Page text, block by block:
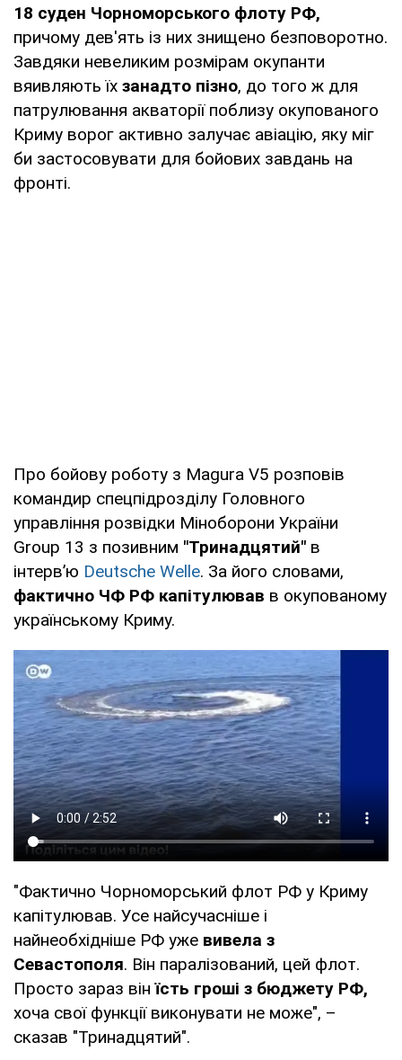
18 суден Чорноморського флоту РФ,
причому дев'ять із них знищено безповоротно.
Завдяки невеликим розмірам окупанти
вяивляють їх занадто пізно, до того ж для
патрулювання акваторії поблизу окупованого
Криму ворог активно залучає авіацію, яку міг
би застосовувати для бойових завдань на
фронті.
Про бойову роботу з Magura V5 розповів
командир спецпідрозділу Головного
управління розвідки Міноборони України
Group 13 з позивним "Тринадцятий" в
інтерв’ю Deutsche Welle. За його словами,
фактично ЧФ РФ капітулював в окупованому
українському Криму.
"Фактично Чорноморський флот РФ у Криму
капітулював. Усе найсучасніше і
найнеобхідніше РФ уже вивела з
Севастополя. Він паралізований, цей флот.
Просто зараз він їсть гроші з бюджету РФ,
хоча свої функції виконувати не може", –
сказав "Тринадцятий".